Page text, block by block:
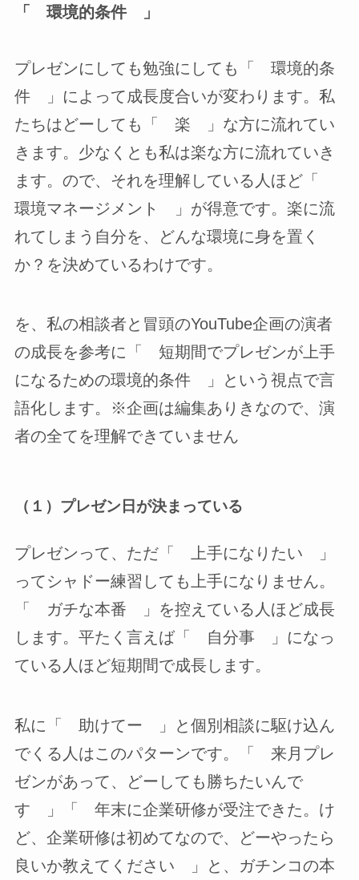
「 環境的条件 」
プレゼンにしても勉強にしても「 環境的条
件 」によって成長度合いが変わります。私
たちはどーしても「 楽 」な方に流れてい
きます。少なくとも私は楽な方に流れていき
ます。ので、それを理解している人ほど「
環境マネージメント 」が得意です。楽に流
れてしまう自分を、どんな環境に身を置く
か？を決めているわけです。
を、私の相談者と冒頭のYouTube企画の演者
の成長を参考に「 短期間でプレゼンが上手
になるための環境的条件 」という視点で言
語化します。※企画は編集ありきなので、演
者の全てを理解できていません
（１）プレゼン日が決まっている
プレゼンって、ただ「 上手になりたい 」
ってシャドー練習しても上手になりません。
「 ガチな本番 」を控えている人ほど成長
します。平たく言えば「 自分事 」になっ
ている人ほど短期間で成長します。
私に「 助けてー 」と個別相談に駆け込ん
でくる人はこのパターンです。「 来月プレ
ゼンがあって、どーしても勝ちたいんで
す 」「 年末に企業研修が受注できた。け
ど、企業研修は初めてなので、どーやったら
良いか教えてください 」と、ガチンコの本